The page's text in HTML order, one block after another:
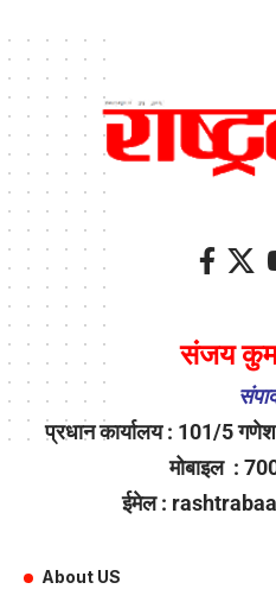
संजय
प्रधान कार्यालय : 101/5
मोबाइल :
ईमेल :
About US